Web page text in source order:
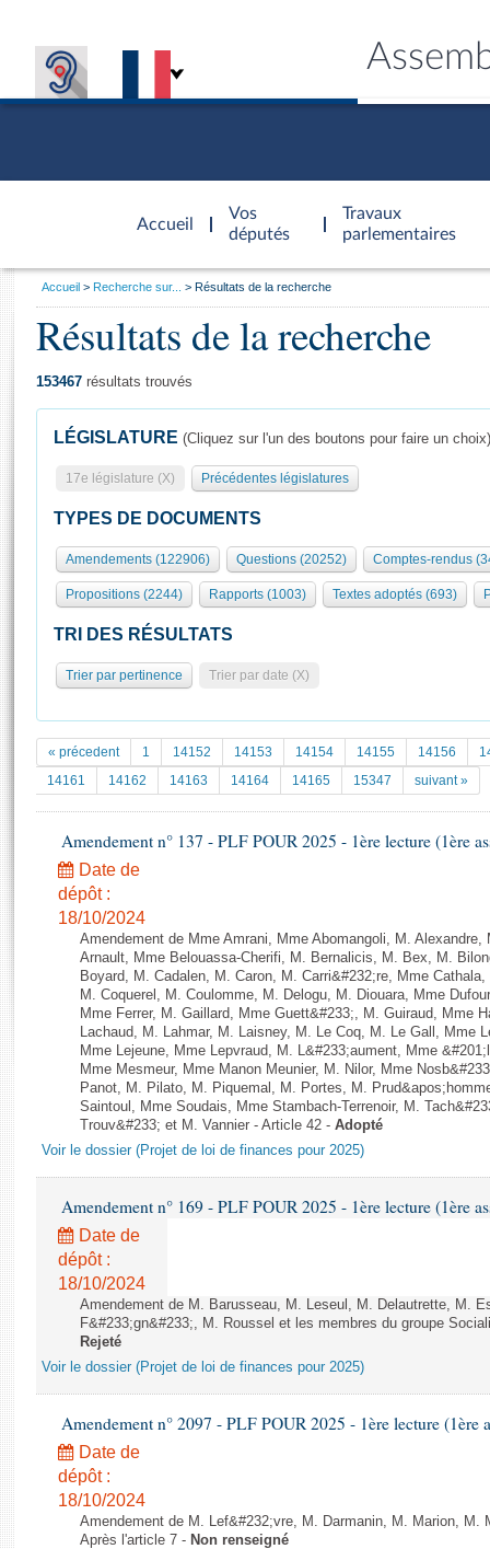
Accueil
d'accueil
Vos
députés
Travaux
parlementaires
Présidence
577 députés
Groupes politiques
Séance publique
Commissions et autres organes
Europe et International
Pétitions
Documents parlementaires
Projets de loi
Propositions de loi
Amendements
Textes adoptés
Rapports d'information
Rapports d'enquête
Rapports législatifs
Rapports sur l'application des lois
Baromètre de l’application des lois
Dossiers législatifs
Budget et sécurité sociale
Comptes rendus des débats
Général
Rôle et pouvoirs de l'Assemblée
Organisation de l'Assemblée
Présidence Conférence des Présidents Bureau Collège des
Statistiques et chiffres clés
Documents de référence
( Constitution | Règlement de l'Assemblée ... )
Histoire
Juniors
Anciennes législatures
Liens vers les sites publics
Visiter l'Assemblée
Visite virtuelle du palais Bourbon
Assister à une séance
La Bibliothèque
Les archives
Photos libres de droit
Vous
Accueil Recherche sur... Résultats de la recherche
Résultats de la recherche
153467 résultats trouvés
LÉGISLATURE (Cliquez sur l'un des boutons pour faire un choix)
17e législature (X) Précédentes législatures
TYPES DE DOCUMENTS
Amendements (122906) Questions (20252) Comptes-rendus
Propositions (2244) Rapports (1003) Textes adoptés (693)
TRI DES RÉSULTATS
Trier par pertinence Trier par date (X)
« précedent 1 14152 14153 14154 14155 14156
14161
14162 14163 14164 14165 15347 suivant »
Amendement n° 137 - PLF POUR 2025 - 1ère lecture (1ère
Date de
dépôt :
18/10/2024
Amendement de Mme Amrani, Mme Abomangoli, M.
Arnault, Mme Belouassa-Cherifi, M. Bernalicis, M. Bex, M.
Boyard, M. Cadalen, M. Caron, M. Carri&#232;re, Mme
M. Coquerel, M. Coulomme, M. Delogu, M. Diouara, Mme
Mme Ferrer, M. Gaillard, Mme Guett&#233;, M. Guiraud, Mme
Lachaud, M. Lahmar, M. Laisney, M. Le Coq, M. Le Gall, Mme
Mme Lejeune, Mme Lepvraud, M. L&#233;aument, Mme
Mme Mesmeur, Mme Manon Meunier, M. Nilor, Mme
Panot, M. Pilato, M. Piquemal, M. Portes, M.
Saintoul, Mme Soudais, Mme Stambach-Terrenoir, M.
Trouv&#233; et M. Vannier - Article 42 - Adopté
Voir le dossier (Projet de loi de finances pour 2025)
Amendement n° 169 - PLF POUR 2025 - 1ère lecture (1ère
Date de
dépôt :
18/10/2024
Amendement de M. Barusseau, M. Leseul, M. Delautrette, M.
F&#233;gn&#233;, M. Roussel et les membres du groupe
Rejeté
Voir le dossier (Projet de loi de finances pour 2025)
Amendement n° 2097 - PLF POUR 2025 - 1ère lecture (1ère
Date de
dépôt :
18/10/2024
Amendement de M. Lef&#232;vre, M. Darmanin, M. Marion, M.
Après l'article 7 - Non renseigné